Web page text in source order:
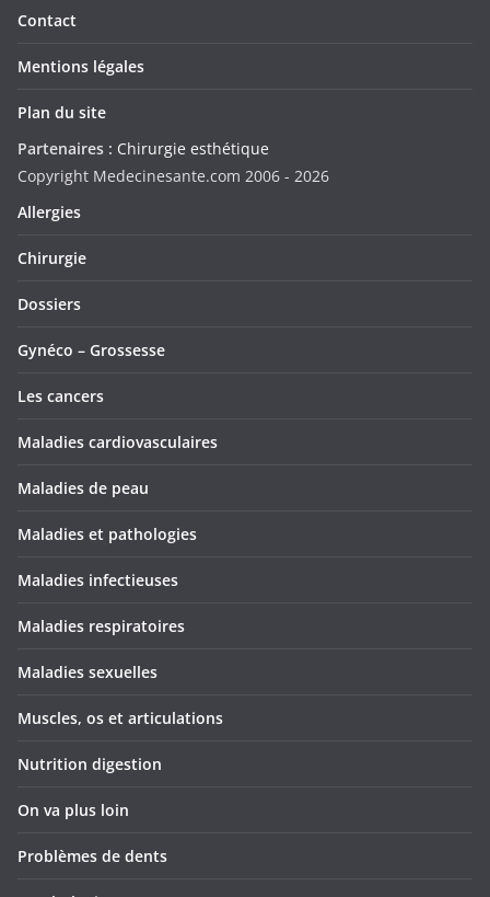
Contact
Mentions légales
Plan du site
Partenaires : Chirurgie esthétique
Copyright Medecinesante.com 2006 - 2026
Allergies
Chirurgie
Dossiers
Gynéco – Grossesse
Les cancers
Maladies cardiovasculaires
Maladies de peau
Maladies et pathologies
Maladies infectieuses
Maladies respiratoires
Maladies sexuelles
Muscles, os et articulations
Nutrition digestion
On va plus loin
Problèmes de dents